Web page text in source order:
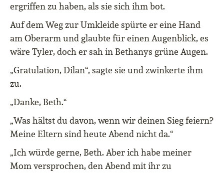
ergriffen zu haben, als sie sich ihm bot.
Auf dem Weg zur Umkleide spürte er eine Hand
am Oberarm und glaubte für einen Augenblick, es
wäre Tyler, doch er sah in Bethanys grüne Augen.
„Gratulation, Dilan“, sagte sie und zwinkerte ihm
zu.
„Danke, Beth.“
„Was hältst du davon, wenn wir deinen Sieg feiern?
Meine Eltern sind heute Abend nicht da.“
„Ich würde gerne, Beth. Aber ich habe meiner
Mom versprochen, den Abend mit ihr zu